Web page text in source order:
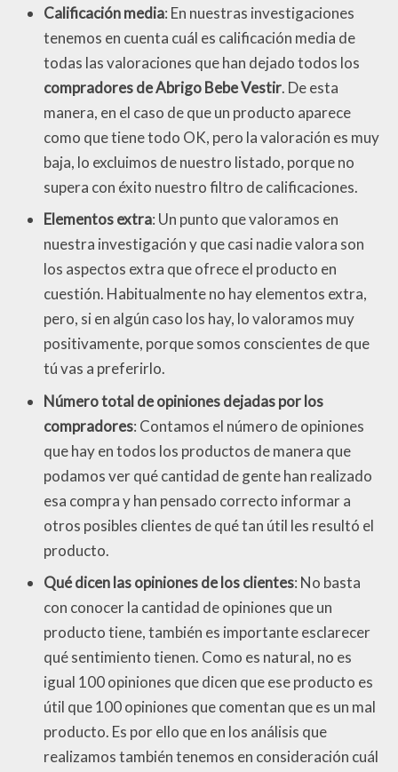
Calificación media: En nuestras investigaciones
tenemos en cuenta cuál es calificación media de
todas las valoraciones que han dejado todos los
compradores de Abrigo Bebe Vestir. De esta
manera, en el caso de que un producto aparece
como que tiene todo OK, pero la valoración es muy
baja, lo excluimos de nuestro listado, porque no
supera con éxito nuestro filtro de calificaciones.
Elementos extra: Un punto que valoramos en
nuestra investigación y que casi nadie valora son
los aspectos extra que ofrece el producto en
cuestión. Habitualmente no hay elementos extra,
pero, si en algún caso los hay, lo valoramos muy
positivamente, porque somos conscientes de que
tú vas a preferirlo.
Número total de opiniones dejadas por los
compradores: Contamos el número de opiniones
que hay en todos los productos de manera que
podamos ver qué cantidad de gente han realizado
esa compra y han pensado correcto informar a
otros posibles clientes de qué tan útil les resultó el
producto.
Qué dicen las opiniones de los clientes: No basta
con conocer la cantidad de opiniones que un
producto tiene, también es importante esclarecer
qué sentimiento tienen. Como es natural, no es
igual 100 opiniones que dicen que ese producto es
útil que 100 opiniones que comentan que es un mal
producto. Es por ello que en los análisis que
realizamos también tenemos en consideración cuál